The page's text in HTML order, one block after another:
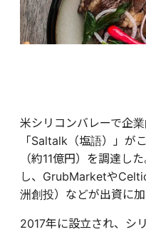
米シリコンバレーで企
「Saltalk（塩語）」が
（約11億円）を調達し
し、GrubMarketや
洲創投）などが出資に加
2017年に設立され、シ